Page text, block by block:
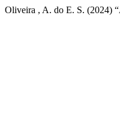
Oliveira , A. do E. S. (2024)